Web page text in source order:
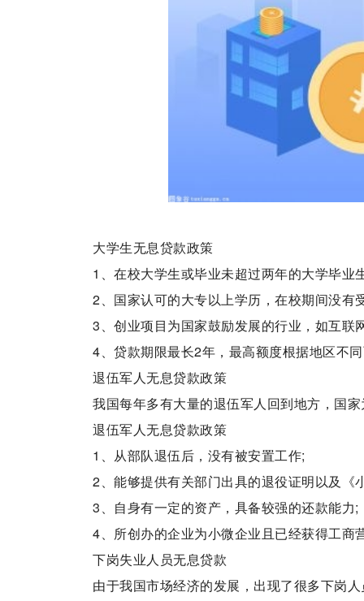
大学生无息贷款政策
1、在校大学生或毕业未超过两年的大学毕业
2、国家认可的大专以上学历，在校期间没有
3、创业项目为国家鼓励发展的行业，如互联
4、贷款期限最长2年，最高额度根据地区不
退伍军人无息贷款政策
我国每年多有大量的退伍军人回到地方，国
退伍军人无息贷款政策
1、从部队退伍后，没有被安置工作;
2、能够提供有关部门出具的退役证明以及《
3、自身有一定的资产，具备较强的还款能力;
4、所创办的企业为小微企业且已经获得工商
下岗失业人员无息贷款
由于我国市场经济的发展，出现了很多下岗